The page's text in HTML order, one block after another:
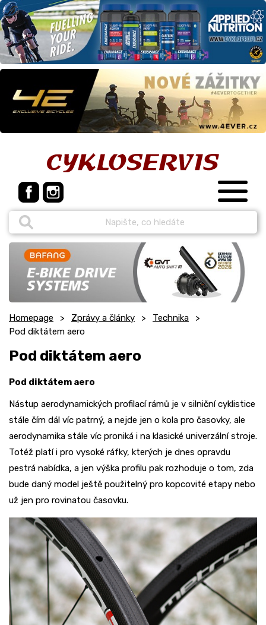
Homepage Zprávy a články
Technika
Pod diktátem aero
Pod diktátem aero
Pod diktátem aero
Nástup aerodynamických profilací rámů je v silniční cyklistice
stále čím dál víc patrný, a nejde jen o kola pro časovky, ale
aerodynamika stále víc proniká i na klasické univerzální stroje.
Totéž platí i pro vysoké ráfky, kterých je dnes opravdu
pestrá nabídka, a jen výška profilu pak rozhoduje o tom, zda
bude daný model ještě použitelný pro kopcovité etapy nebo
už jen pro rovinatou časovku.